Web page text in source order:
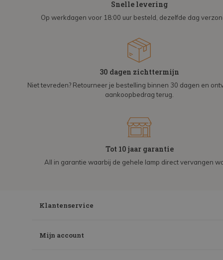
Snelle levering
Op werkdagen voor 18:00 uur besteld, dezelfde dag
30 dagen zichttermijn
Niet tevreden? Retourneer je bestelling binnen 30 dagen en
aankoopbedrag terug.
Tot 10 jaar garantie
All in garantie waarbij de gehele lamp direct vervangen
Klantenservice
Mijn account